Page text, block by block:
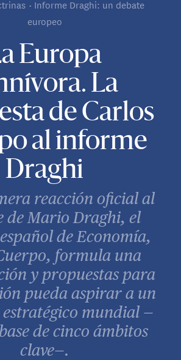
Europa
La
de Carlos
al informe
Draghi
reacción oficial al
de Mario Draghi, el
de Economía,
formula una
y propuestas para
pueda aspirar a un
mundial —
de cinco ámbitos
clave—.
Informe Draghi: un debate
europeo